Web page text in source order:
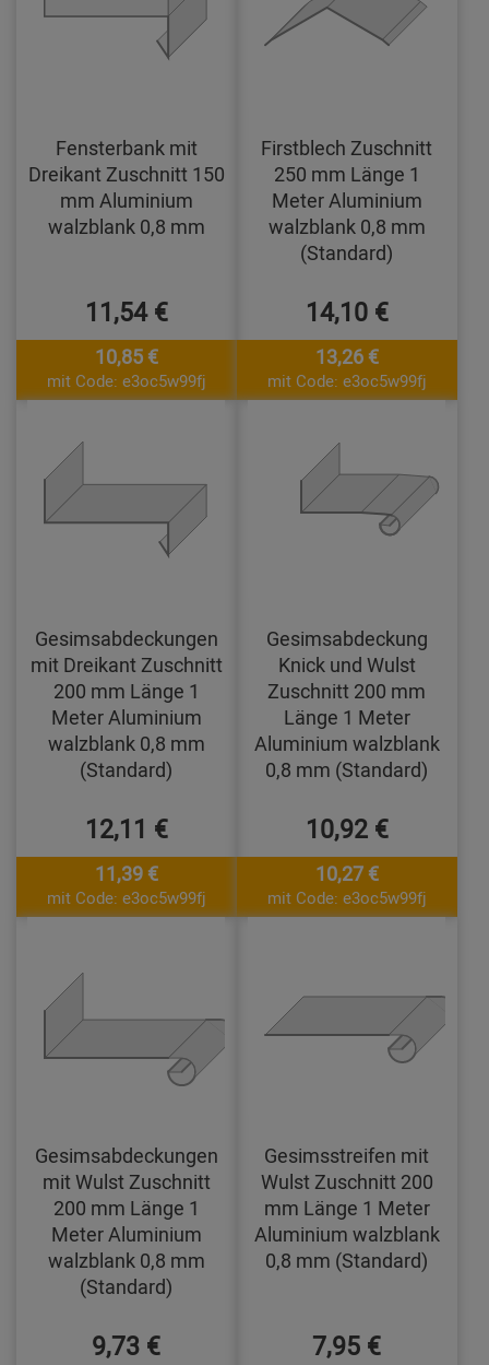
Fensterbank mit
Dreikant Zuschnitt 150
mm Aluminium
walzblank 0,8 mm
11,54 €
10,85 €
mit Code: e3oc5w99fj
Firstblech Zuschnitt
250 mm Länge 1
Meter Aluminium
walzblank 0,8 mm
(Standard)
14,10 €
13,26 €
mit Code: e3oc5w99fj
Gesimsabdeckungen
mit Dreikant Zuschnitt
200 mm Länge 1
Meter Aluminium
walzblank 0,8 mm
(Standard)
12,11 €
11,39 €
mit Code: e3oc5w99fj
Gesimsabdeckung
Knick und Wulst
Zuschnitt 200 mm
Länge 1 Meter
Aluminium walzblank
0,8 mm (Standard)
10,92 €
10,27 €
mit Code: e3oc5w99fj
Gesimsabdeckungen
mit Wulst Zuschnitt
200 mm Länge 1
Meter Aluminium
walzblank 0,8 mm
(Standard)
9,73 €
Gesimsstreifen mit
Wulst Zuschnitt 200
mm Länge 1 Meter
Aluminium walzblank
0,8 mm (Standard)
7,95 €